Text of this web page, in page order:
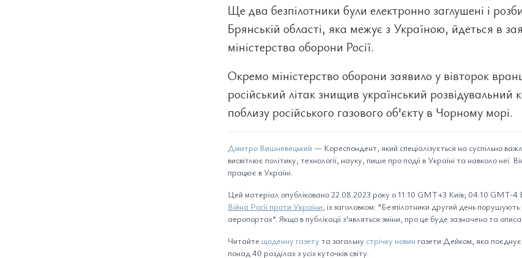
Ще два безпілотники були електронно заглушені і
Брянській області, яка межує з Україною, йдеться в
міністерства оборони Росії.
Окремо міністерство оборони заявило у вівторок
російський літак знищив український розвідувальний
поблизу російського газового об'єкту в Чорному морі.
Дмитро Вишневецький — Кореспондент, який спеціалізується на суспільно
висвітлює політику, технології, науку, пише про події в Україні та навколо неї.
працює в Україні.
Цей матеріал опубліковано 22.08.2023 року о 11:10 GMT+3 Київ; 04:10 GMT-4
Війна Росії проти України, із заголовком: "Безпілотники другий день порушують
аеропортах". Якщо в публікації з'являться зміни, про це буде зазначено та
Читайте щоденну газету та загальну стрічку новин газети Дейком, яка поєднує
понад 40 розділах з усіх куточків світу.